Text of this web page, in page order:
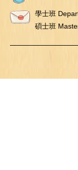
學士班
碩士班